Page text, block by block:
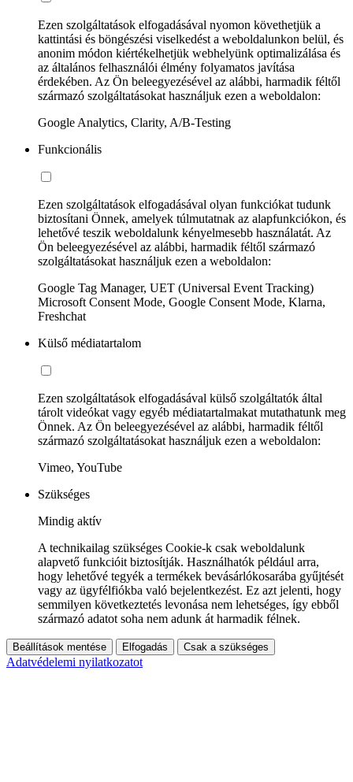
Ezen szolgáltatások elfogadásával nyomon követhetjük a
kattintási és böngészési viselkedést a weboldalunkon belül, és
anonim módon kiértékelhetjük webhelyünk optimalizálása és
az általános felhasználói élmény folyamatos javítása
érdekében. Az Ön beleegyezésével az alábbi, harmadik féltől
származó szolgáltatásokat használjuk ezen a weboldalon:
Google Analytics, Clarity, A/B-Testing
Funkcionális
Ezen szolgáltatások elfogadásával olyan funkciókat tudunk
biztosítani Önnek, amelyek túlmutatnak az alapfunkciókon, és
lehetővé teszik weboldalunk kényelmesebb használatát. Az
Ön beleegyezésével az alábbi, harmadik féltől származó
szolgáltatásokat használjuk ezen a weboldalon:
Google Tag Manager, UET (Universal Event Tracking)
Microsoft Consent Mode, Google Consent Mode, Klarna,
Freshchat
Külső médiatartalom
Ezen szolgáltatások elfogadásával külső szolgáltatók által
tárolt videókat vagy egyéb médiatartalmakat mutathatunk meg
Önnek. Az Ön beleegyezésével az alábbi, harmadik féltől
származó szolgáltatásokat használjuk ezen a weboldalon:
Vimeo, YouTube
Szükséges
Mindig aktív
A technikailag szükséges Cookie-k csak weboldalunk
alapvető funkcióit biztosítják. Használhatók például arra,
hogy lehetővé tegyék a termékek bevásárlókosarába gyűjtését
vagy az ügyfélfiókba való bejelentkezést. Ez azt jelenti, hogy
semmilyen következtetés levonása nem lehetséges, így ebből
származó adatot soha nem adunk át harmadik félnek.
Beállítások mentése Elfogadás Csak a szükséges
Adatvédelemi nyilatkozatot